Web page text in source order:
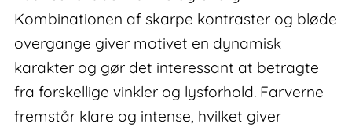
Kombinationen af skarpe kontraster og bløde
overgange giver motivet en dynamisk
karakter og gør det interessant at betragte
fra forskellige vinkler og lysforhold. Farverne
fremstår klare og intense, hvilket giver